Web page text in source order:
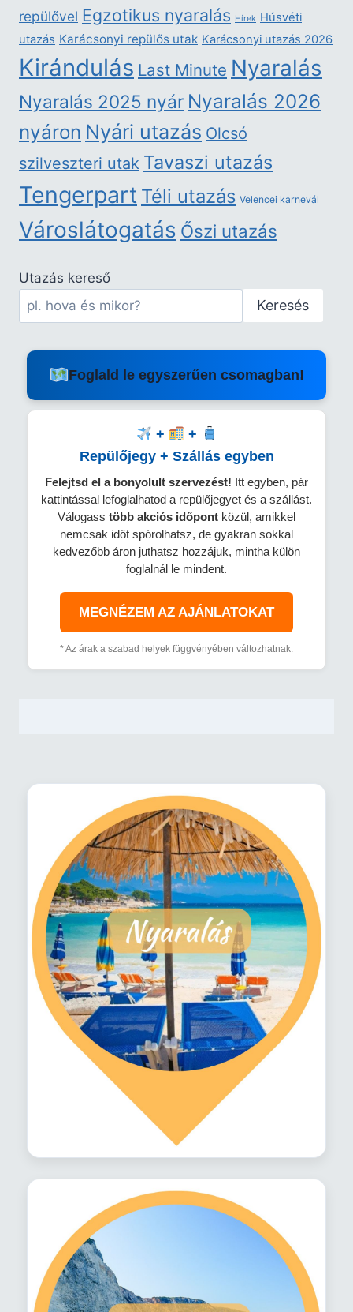
repülővel Egzotikus nyaralás Hírek Húsvéti
utazás Karácsonyi repülős utak Karácsonyi utazás 2026
Kirándulás Last Minute Nyaralás
Nyaralás 2025 nyár Nyaralás 2026
nyáron Nyári utazás Olcsó
szilveszteri utak Tavaszi utazás
Tengerpart Téli utazás Velencei karnevál
Városlátogatás Őszi utazás
Utazás kereső
Keresés
Foglald le egyszerűen csomagban!
+
+
Repülőjegy + Szállás egyben
Felejtsd el a bonyolult szervezést! Itt egyben, pár
kattintással lefoglalhatod a repülőjegyet és a szállást.
Válogass több akciós időpont közül, amikkel
nemcsak időt spórolhatsz, de gyakran sokkal
kedvezőbb áron juthatsz hozzájuk, mintha külön
foglalnál le mindent.
MEGNÉZEM AZ AJÁNLATOKAT
* Az árak a szabad helyek függvényében változhatnak.